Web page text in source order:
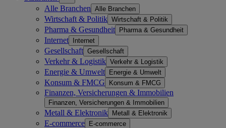
Alle Branchen Alle Branchen
Wirtschaft & Politik Wirtschaft & Politik
Pharma & Gesundheit Pharma & Gesundheit
Internet Internet
Gesellschaft Gesellschaft
Verkehr & Logistik Verkehr & Logistik
Energie & Umwelt Energie & Umwelt
Konsum & FMCG Konsum & FMCG
Finanzen, Versicherungen & Immobilien
Finanzen, Versicherungen & Immobilien
Metall & Elektronik Metall & Elektronik
E-commerce E-commerce